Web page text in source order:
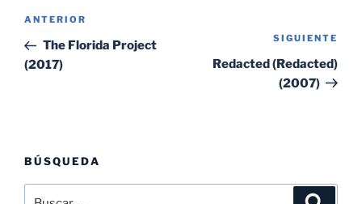
Navegación
entradas
Entrada
anterior:
ANTERIOR
The Florida Project
(2017)
SIGUIENTE
Redacted (Redacted)
(2007)
BÚSQUEDA